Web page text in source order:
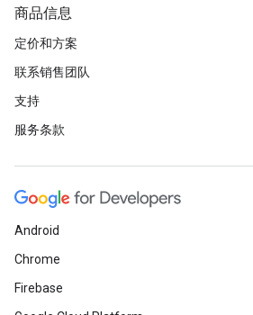
商品信息
定价和方案
联系销售团队
支持
服务条款
Android
Chrome
Firebase